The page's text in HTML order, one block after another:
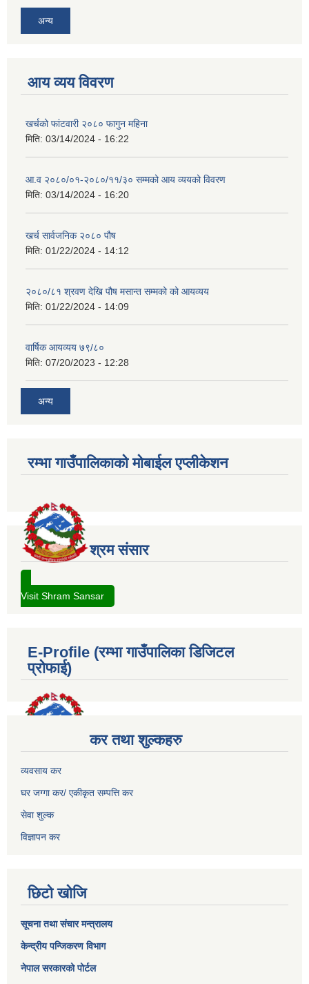
अन्य
आय व्यय विवरण
खर्चको फांटवारी २०८० फागुन महिना
मिति: 03/14/2024 - 16:22
आ.व २०८०/०१-२०८०/११/३० सम्मको आय व्ययको विवरण
मिति: 03/14/2024 - 16:20
खर्च सार्वजनिक २०८० पौष
मिति: 01/22/2024 - 14:12
२०८०/८१ श्रवण देखि पौष मसान्त सम्मको को आयव्यय
मिति: 01/22/2024 - 14:09
वार्षिक आयव्यय ७९/८०
मिति: 07/20/2023 - 12:28
अन्य
रम्भा गाउँपालिकाको मोबाईल एप्लीकेशन
श्रम संसार
Visit Shram Sansar
E-Profile (रम्भा गाउँपालिका डिजिटल
प्रोफाई)
कर तथा शुल्कहरु
व्यवसाय कर
घर जग्गा कर/ एकीकृत सम्पत्ति कर
सेवा शुल्क
विज्ञापन कर
छिटो खोजि
सूचना तथा संचार मन्त्रालय
केन्द्रीय पन्जिकरण विभाग
नेपाल सरकारको पोर्टल